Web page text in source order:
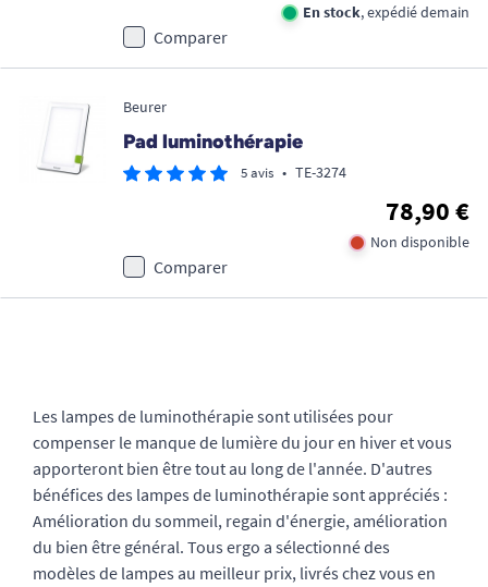
En stock, expédié demain
Comparer
Beurer
Pad luminothérapie
5 avis • TE-3274
78,90 €
Non disponible
Comparer
Les lampes de luminothérapie sont utilisées pour
compenser le manque de lumière du jour en hiver et vous
apporteront bien être tout au long de l'année. D'autres
bénéfices des lampes de luminothérapie sont appréciés :
Amélioration du sommeil, regain d'énergie, amélioration
du bien être général. Tous ergo a sélectionné des
modèles de lampes au meilleur prix, livrés chez vous en